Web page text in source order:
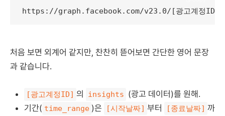
https://graph.facebook.com/v23.0/[광고계정
처음 보면 외계어 같지만, 찬찬히 뜯어보면 간단한 영어 문장
과 같습니다.
[광고계정ID] 의 insights (광고 데이터)를 원해.
기간( time_range )은 [시작날짜] 부터 [종료날짜] 까